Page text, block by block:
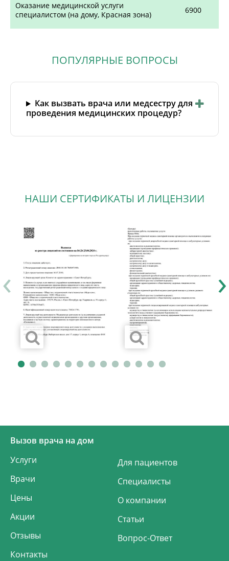
Оказание медицинской услуги
специалистом (на дому, Красная зона)
6900
ПОПУЛЯРНЫЕ ВОПРОСЫ
Как вызвать врача или медсестру для
проведения медицинских процедур?
НАШИ СЕРТИФИКАТЫ И ЛИЦЕНЗИИ
‹ ›
Вызов врача на дом
Услуги
Врачи
Цены
Акции
Отзывы
Контакты
Для пациентов
Специалисты
О компании
Статьи
Вопрос-Ответ